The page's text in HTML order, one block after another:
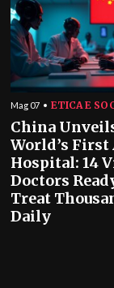
Mag 07 ETICA E
China
World’s First
Hospital: 14
Doctors
Treat
Daily